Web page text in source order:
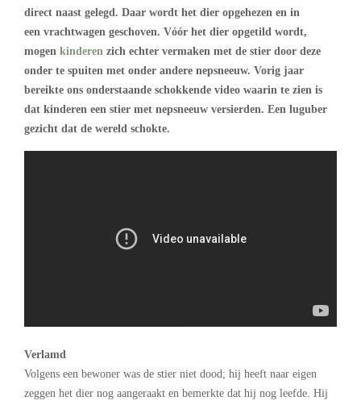
direct naast gelegd. Daar wordt het dier opgehezen en in
een vrachtwagen geschoven. Vóór het dier opgetild wordt,
mogen kinderen zich echter vermaken met de stier door deze
onder te spuiten met onder andere nepsneeuw. Vorig jaar
bereikte ons onderstaande schokkende video waarin te zien is
dat kinderen een stier met nepsneeuw versierden. Een luguber
gezicht dat de wereld schokte.
Verlamd
Volgens een bewoner was de stier niet dood; hij heeft naar eigen
zeggen het dier nog aangeraakt en bemerkte dat hij nog leefde. Hij